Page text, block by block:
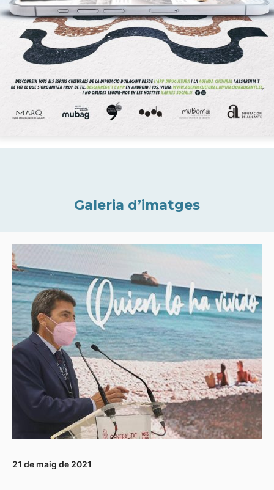
Galeria d’imatges
21 de maig de 2021